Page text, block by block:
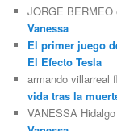
JORGE BERMEO
Vanessa
El primer juego
El Efecto Tesla
armando villarreal
vida tras la
VANESSA Hidalgo